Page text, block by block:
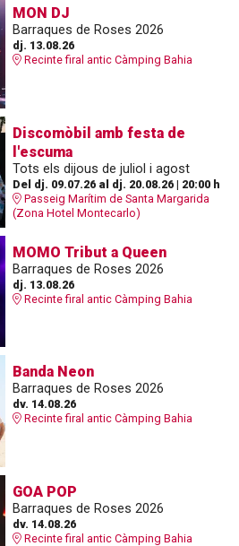
MON DJ
Barraques de Roses 2026
dj. 13.08.26
Recinte firal antic Càmping Bahia
Discomòbil amb festa de
l'escuma
Tots els dijous de juliol i agost
Del dj. 09.07.26al dj. 20.08.26| 20:00 h
Passeig Marítim de Santa Margarida
(Zona Hotel Montecarlo)
MOMO Tribut a Queen
Barraques de Roses 2026
dj. 13.08.26
Recinte firal antic Càmping Bahia
Banda Neon
Barraques de Roses 2026
dv. 14.08.26
Recinte firal antic Càmping Bahia
GOA POP
Barraques de Roses 2026
dv. 14.08.26
Recinte firal antic Càmping Bahia